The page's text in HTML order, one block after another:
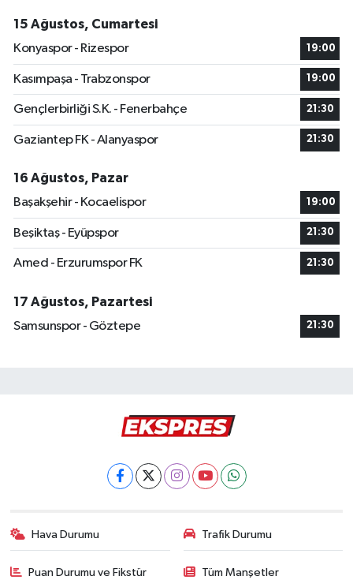
15 Ağustos, Cumartesi
Konyaspor - Rizespor
19:00
Kasımpaşa - Trabzonspor 19:00
Gençlerbirliği S.K. - Fenerbahçe 21:30
Gaziantep FK - Alanyaspor 21:30
16 Ağustos, Pazar
Başakşehir - Kocaelispor
19:00
Beşiktaş - Eyüpspor 21:30
Amed - Erzurumspor FK 21:30
17 Ağustos, Pazartesi
Samsunspor - Göztepe
21:30
Hava Durumu Trafik Durumu
Puan Durumu ve Fikstür Tüm Manşetler